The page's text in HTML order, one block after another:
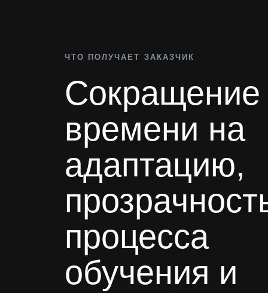
ЧТО ПОЛУЧАЕТ ЗАКАЗЧИК
Сокращение
времени на
адаптацию,
процесса
обучения и